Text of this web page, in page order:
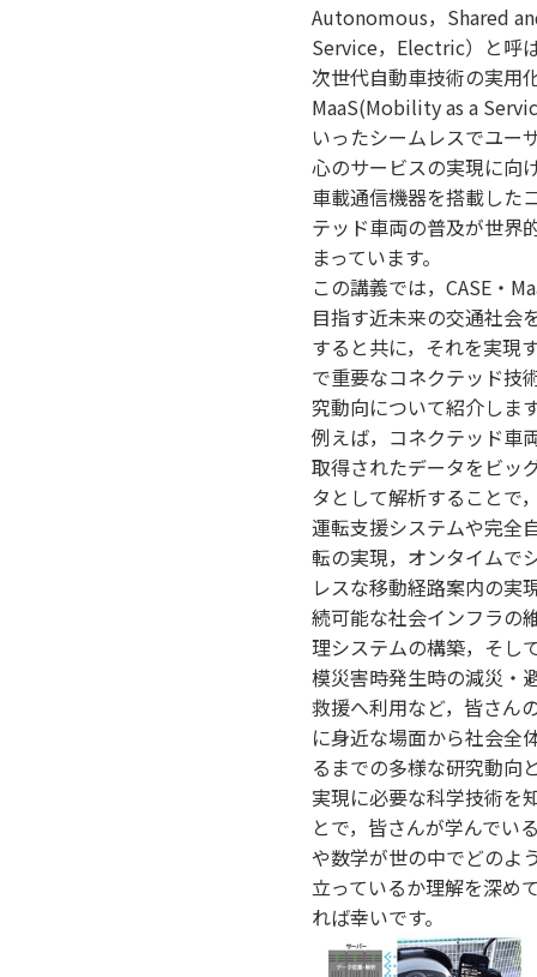
Autonomous，Shared
Service，Electric）と呼
次世代自動車技術の実用
MaaS(Mobility as a
いったシームレスでユー
心のサービスの実現に向
車載通信機器を搭載した
テッド車両の普及が世界
まっています。
この講義では，CASE・
目指す近未来の交通社会
すると共に，それを実現
で重要なコネクテッド技
究動向について紹介しま
例えば，コネクテッド車
取得されたデータをビッ
タとして解析することで
運転支援システムや完全
転の実現，オンタイムで
レスな移動経路案内の実
続可能な社会インフラの
理システムの構築，そし
模災害時発生時の減災・
救援へ利用など，皆さん
に身近な場面から社会全
るまでの多様な研究動向
実現に必要な科学技術を
とで，皆さんが学んでい
や数学が世の中でどのよ
立っているか理解を深め
れば幸いです。